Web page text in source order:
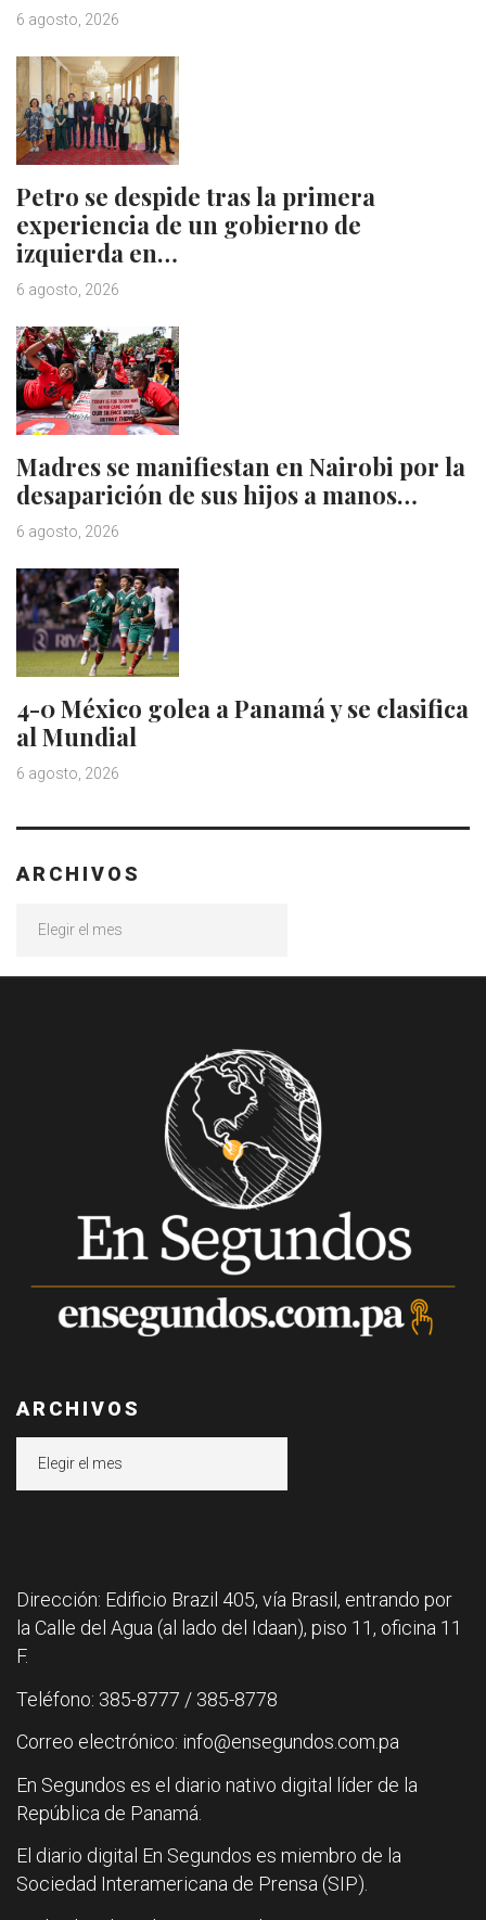
6 agosto, 2026
Petro se despide tras la primera
experiencia de un gobierno de
izquierda en…
6 agosto, 2026
Madres se manifiestan en Nairobi por la
desaparición de sus hijos a manos…
6 agosto, 2026
4-0 México golea a Panamá y se clasifica
al Mundial
6 agosto, 2026
ARCHIVOS
ARCHIVOS
Dirección: Edificio Brazil 405, vía Brasil, entrando por
la Calle del Agua (al lado del Idaan), piso 11, oficina 11
F.
Teléfono: 385-8777 / 385-8778
Correo electrónico: info@ensegundos.com.pa
En Segundos es el diario nativo digital líder de la
República de Panamá.
El diario digital En Segundos es miembro de la
Sociedad Interamericana de Prensa (SIP).